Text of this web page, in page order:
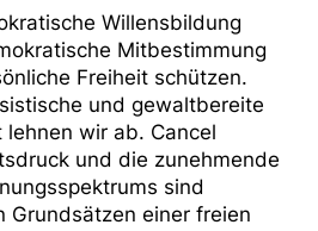
Willensbildung
Mitbestimmung
Freiheit schützen.
und gewaltbereite
wir ab. Cancel
und die zunehmende
sind
Grundsätzen einer freien